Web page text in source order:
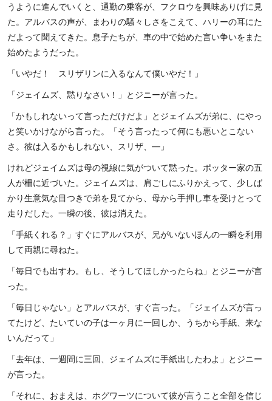
うように進んでいくと、通勤の乗客が、フクロウを興味ありげに見
た。アルバスの声が、まわりの騒々しさをこえて、ハリーの耳にた
だよって聞えてきた。息子たちが、車の中で始めた言い争いをまた
始めたようだった。
「いやだ！ スリザリンに入るなんて僕いやだ！」
「ジェイムズ、黙りなさい！」とジニーが言った。
「かもしれないって言っただけだよ」とジェイムズが弟に、にやっ
と笑いかけながら言った。「そう言ったって何にも悪いとこない
さ。彼は入るかもしれない、スリザ、―」
けれどジェイムズは母の視線に気がついて黙った。ポッター家の五
人が柵に近づいた。ジェイムズは、肩ごしにふりかえって、少しば
かり生意気な目つきで弟を見てから、母から手押し車を受けとって
走りだした。一瞬の後、彼は消えた。
「手紙くれる？」すぐにアルバスが、兄がいないほんの一瞬を利用
して両親に尋ねた。
「毎日でも出すわ。もし、そうしてほしかったらね」とジニーが言
った。
「毎日じゃない」とアルバスが、すぐ言った。「ジェイムズが言っ
てたけど、たいていの子は一ヶ月に一回しか、うちから手紙、来な
いんだって」
「去年は、一週間に三回、ジェイムズに手紙出したわよ」とジニー
が言った。
「それに、おまえは、ホグワーツについて彼が言うこと全部を信じ